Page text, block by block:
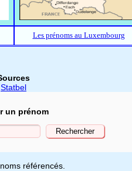
Les prénoms au Luxembourg
Statbel
un prénom
référencés.